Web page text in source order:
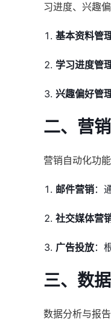
习进度、兴趣
基本资料管
学习进度管
兴趣偏好管
二、营
营销自动化功
邮件营销：
社交媒体营
广告投放：
三、数
数据分析与报